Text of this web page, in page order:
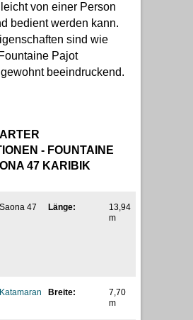
von einer Person
bedient werden kann.
sind wie
Pajot
beeindruckend.
- FOUNTAINE
47 KARIBIK
Saona 47 Länge:
13,94
m
Katamaran Breite:
7,70
m